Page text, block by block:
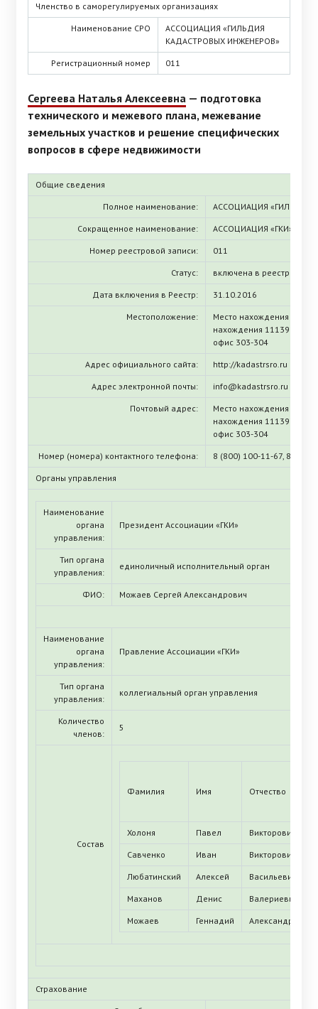
Членство в саморегулируемых организациях
Наименование СРО
АССОЦИАЦИЯ «ГИЛЬДИЯ
КАДАСТРОВЫХ ИНЖЕНЕРОВ»
Регистрационный номер 011
Сергеева Наталья Алексеевна — подготовка
технического и межевого плана, межевание
земельных участков и решение специфических
вопросов в сфере недвижимости
Общие сведения
Полное наименование: АССОЦИАЦИЯ «ГИЛЬДИЯ
Сокращенное наименование: АССОЦИАЦИЯ «ГКИ»
Номер реестровой записи: 011
Статус: включена в реестр
Дата включения в Реестр: 31.10.2016
Местоположение:
Место нахождения
нахождения 111397, г.
офис 303-304
Адрес официального сайта: http://kadastrsro.ru
Адрес электронной почты: info@kadastrsro.ru
Почтовый адрес:
Место нахождения
нахождения 111397, г.
офис 303-304
Номер (номера) контактного телефона: 8 (800) 100-11-67, 8 (495)
Органы управления
Наименование
органа
управления:
Президент Ассоциации «ГКИ»
Тип органа
управления:
единоличный исполнительный орган
ФИО: Можаев Сергей Александрович
Наименование
органа
управления:
Правление Ассоциации «ГКИ»
Тип органа
управления:
коллегиальный орган управления
Количество
членов:
5
Состав
Фамилия Имя Отчество
Холоня Павел Викторович
Савченко Иван Викторович
Любатинский Алексей Васильевич
Маханов Денис Валериевич
Можаев Геннадий Александрович
Страхование